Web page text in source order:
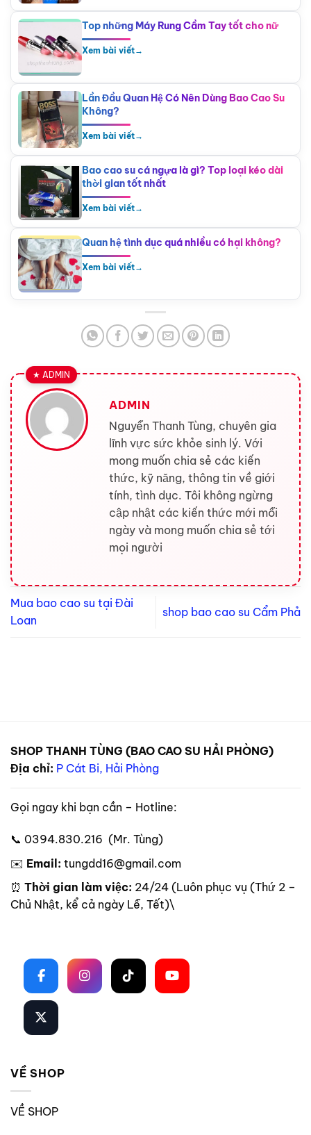
Top những Máy Rung Cầm Tay tốt cho nữ
Xem bài viết→
Lần Đầu Quan Hệ Có Nên Dùng Bao Cao Su
Không?
Xem bài viết→
Bao cao su cá ngựa là gì? Top loại kéo dài
thời gian tốt nhất
Xem bài viết→
Quan hệ tình dục quá nhiều có hại không?
Xem bài viết→
ADMIN
Nguyễn Thanh Tùng, chuyên gia
lĩnh vực sức khỏe sinh lý. Với
mong muốn chia sẻ các kiến
thức, kỹ năng, thông tin về giới
tính, tình dục. Tôi không ngừng
cập nhật các kiến thức mới mỗi
ngày và mong muốn chia sẻ tới
mọi người
Mua bao cao su tại Đài
Loan
shop bao cao su Cẩm Phả
SHOP THANH TÙNG (BAO CAO SU HẢI PHÒNG)
Địa chỉ: P Cát Bi, Hải Phòng
Gọi ngay khi bạn cần – Hotline:
📞 0394.830.216 (Mr. Tùng)
✉️ Email: tungdd16@gmail.com
⏰ Thời gian làm việc: 24/24 (Luôn phục vụ (Thứ 2 –
Chủ Nhật, kể cả ngày Lễ, Tết)\
VỀ SHOP
VỀ SHOP